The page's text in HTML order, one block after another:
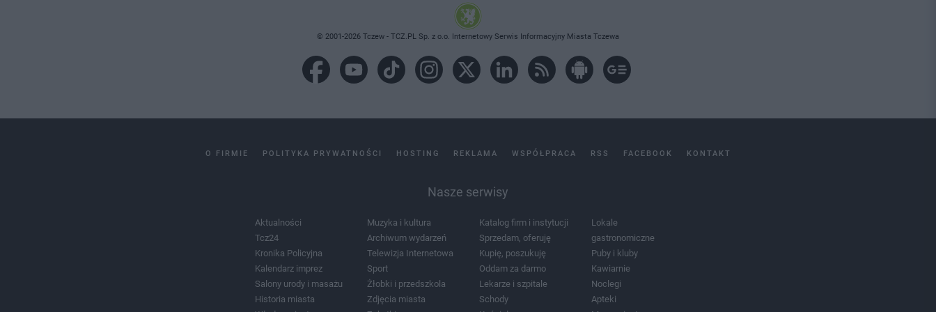
© 2001-2026 Tczew - TCZ.PL Sp. z o.o. Internetowy Serwis Informacyjny Miasta Tczewa
O FIRMIE POLITYKA PRYWATNOŚCI HOSTING REKLAMA WSPÓŁPRACA RSS FACEBOOK KONTAKT
Nasze serwisy
Aktualności
Tcz24
Kronika Policyjna
Kalendarz imprez
Salony urody i masażu
Historia miasta
Muzyka i kultura
Archiwum wydarzeń
Telewizja Internetowa
Sport
Żłobki i przedszkola
Zdjęcia miasta
Katalog firm i instytucji
Sprzedam, oferuję
Kupię, poszukuję
Oddam za darmo
Lekarze i szpitale
Schody
Lokale
gastronomiczne
Puby i kluby
Kawiarnie
Noclegi
Apteki